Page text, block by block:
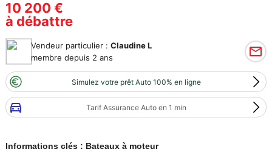
10 200 €
à débattre
Vendeur particulier : Claudine L
membre depuis 2 ans
Simulez votre prêt Auto 100% en ligne
Tarif Assurance Auto en 1 min
Informations clés : Bateaux à moteur